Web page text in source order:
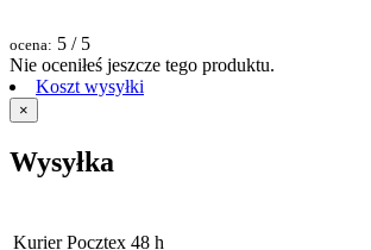
ocena: 5 / 5
Nie oceniłeś jeszcze tego produktu.
Koszt wysyłki
×
Wysyłka
Kurier Pocztex 48 h